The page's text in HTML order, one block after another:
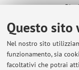
Questo sito
Nel nostro sito
funzionamento, sia
facoltativi che potrai
Avvisi